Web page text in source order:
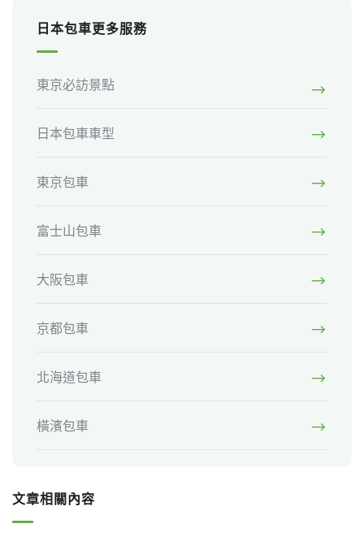
日本包車更多服務
東京必訪景點
日本包車車型
東京包車
富士山包車
大阪包車
京都包車
北海道包車
橫濱包車
文章相關內容